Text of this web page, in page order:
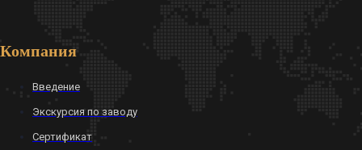
Компания
Введение
Экскурсия по заводу
Сертификат